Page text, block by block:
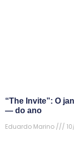
“The Invite”: O
— do ano
Eduardo Marino